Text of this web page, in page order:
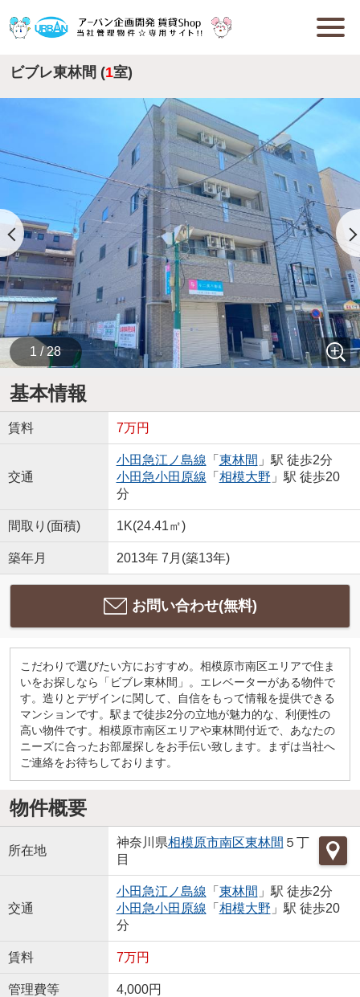
ビブレ東林間 (1室)
1 / 28
基本情報
賃料 7万円
交通
小田急江ノ島線 「 東林間 」駅 徒歩2分
小田急小田原線 「 相模大野 」駅 徒歩20
分
間取り(面積) 1K(24.41㎡)
築年月 2013年 7月(築13年)
お問い合わせ(無料)
こだわりで選びたい方におすすめ。相模原市南区エリアで住ま
いをお探しなら「ビブレ東林間」。エレベーターがある物件で
す。造りとデザインに関して、自信をもって情報を提供できる
マンションです。駅まで徒歩2分の立地が魅力的な、利便性の
高い物件です。相模原市南区エリアや東林間付近で、あなたの
ニーズに合ったお部屋探しをお手伝い致します。まずは当社へ
ご連絡をお待ちしております。
物件概要
所在地
神奈川県相模原市南区東林間 ５丁
目
交通
小田急江ノ島線 「 東林間 」駅 徒歩2分
小田急小田原線 「 相模大野 」駅 徒歩20
分
賃料 7万円
管理費等 4,000円